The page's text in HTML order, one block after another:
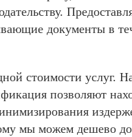
документы в
стоимости услуг.
позволяют
мы можем дешево